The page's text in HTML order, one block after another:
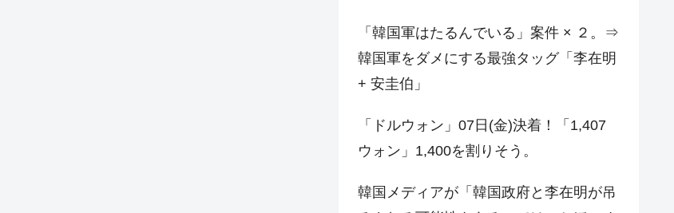
「韓国軍はたるんでいる」案件 × ２。⇒
韓国軍をダメにする最強タッグ「李在明
+ 安圭伯」
「ドルウォン」07日(金)決着！「1,407
ウォン」1,400を割りそう。
韓国メディアが「韓国政府と李在明が吊